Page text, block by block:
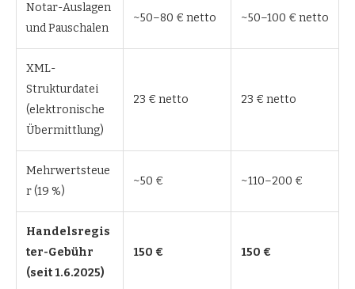
Notar-Auslagen
und Pauschalen
~50–80 € netto ~50–100 € netto
XML-
Strukturdatei
(elektronische
Übermittlung)
23 € netto 23 € netto
Mehrwertsteue
r (19 %)
~50 € ~110–200 €
Handelsregis
ter-Gebühr
(seit 1.6.2025)
150 € 150 €